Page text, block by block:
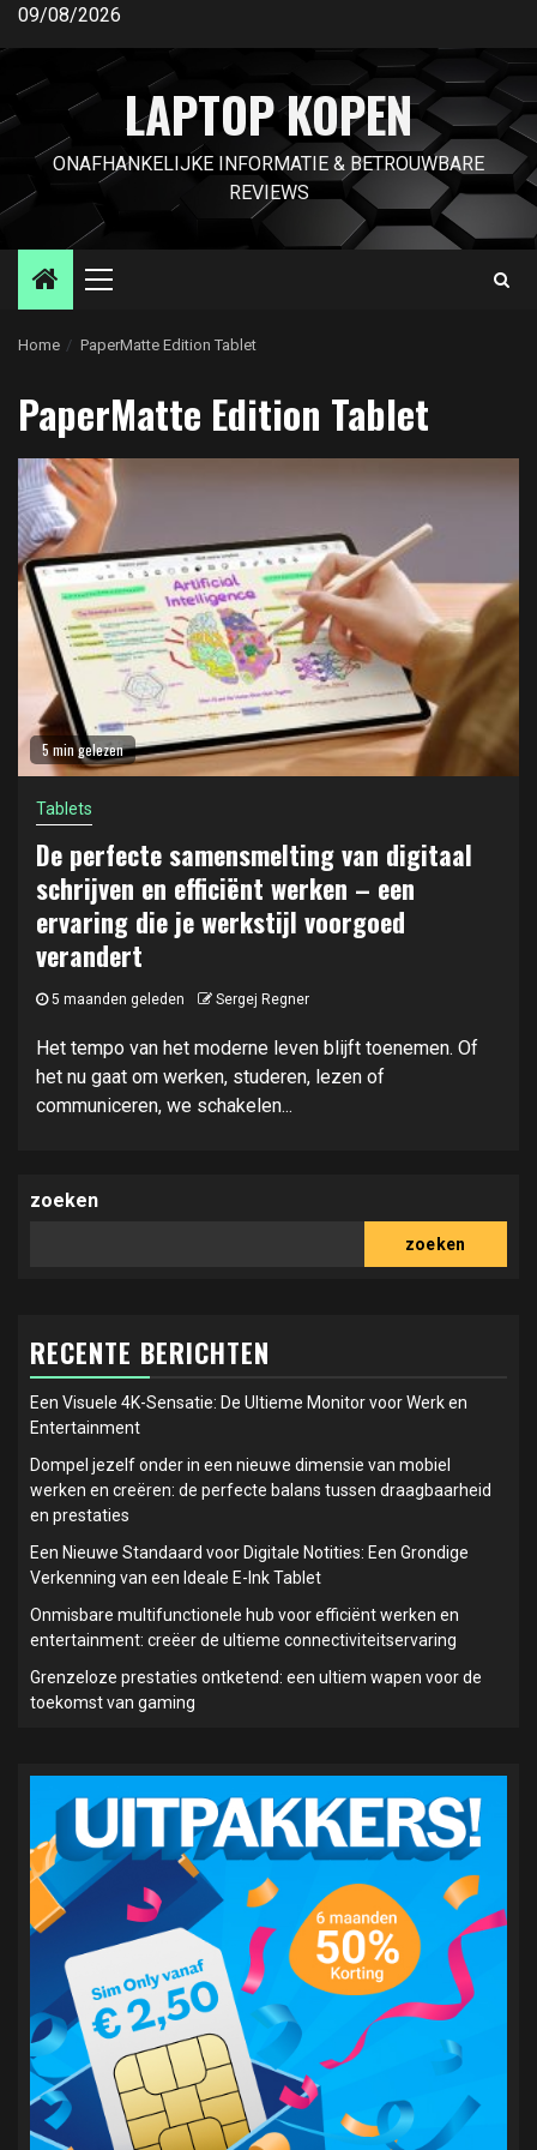
Ga
inhoud
09/08/2026
LAPTOP KOPEN
ONAFHANKELIJKE INFORMATIE & BETROUWBARE
REVIEWS
Primair
Home PaperMatte Edition Tablet
PaperMatte Edition Tablet
5 min gelezen
Tablets
De perfecte samensmelting van digitaal
schrijven en efficiënt werken – een
ervaring die je werkstijl voorgoed
verandert
5 maanden geleden Sergej Regner
Het tempo van het moderne leven blijft toenemen. Of
het nu gaat om werken, studeren, lezen of
communiceren, we schakelen...
zoeken
zoeken
RECENTE BERICHTEN
Een Visuele 4K-Sensatie: De Ultieme Monitor voor Werk en
Entertainment
Dompel jezelf onder in een nieuwe dimensie van mobiel
werken en creëren: de perfecte balans tussen draagbaarheid
en prestaties
Een Nieuwe Standaard voor Digitale Notities: Een Grondige
Verkenning van een Ideale E-Ink Tablet
Onmisbare multifunctionele hub voor efficiënt werken en
entertainment: creëer de ultieme connectiviteitservaring
Grenzeloze prestaties ontketend: een ultiem wapen voor de
toekomst van gaming